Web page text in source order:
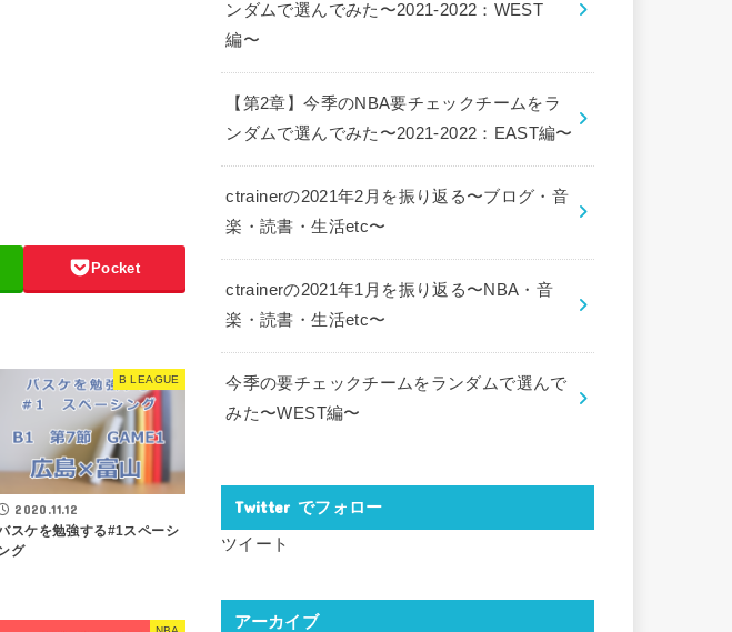
Pocket
B LEAGUE
2020.11.12
スケを勉強する#1スペーシ
グ
ンダムで選んでみた〜2021-2022：WEST
編〜
【第2章】今季のNBA要チェックチームをラ
ンダムで選んでみた〜2021-2022：EAST編〜
ctrainerの2021年2月を振り返る〜ブログ・音
楽・読書・生活etc〜
ctrainerの2021年1月を振り返る〜NBA・音
楽・読書・生活etc〜
今季の要チェックチームをランダムで選んで
みた〜WEST編〜
Twitter でフォロー
ツイート
アーカイブ